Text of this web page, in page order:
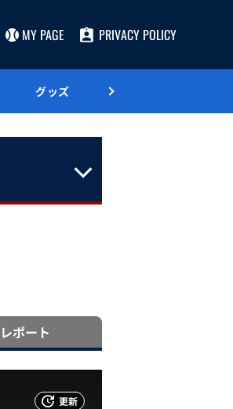
MY PAGE PRIVACY POLICY
グッズ
レポート
更新